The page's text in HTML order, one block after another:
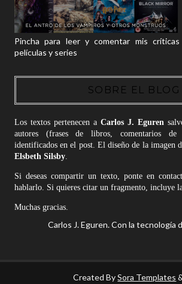
Pincha para leer y comentar mis
películas y series
SOBRE EL BLOG
Los textos pertenecen a Carlos J. Eguren
autores (frases de libros, comentarios de
identificados en el post. El diseño de la imagen
Elsbeth Silsby.
Si deseas compartir un texto, ponte en
hablarlo. Si quieres citar un fragmento, incluye
Muchas gracias.
Carlos J. Eguren. Con la tecnología
Created BySora Templates